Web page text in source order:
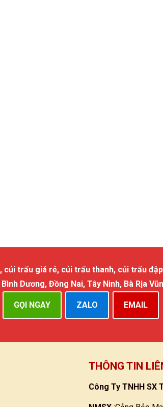
trấu giá rẻ, củi trấu thanh, củi trấu
Dương, Đồng Nai, Tây Ninh, Bà Rịa
GỌI NGAY ZALO EMAIL
THÔNG TIN
Công Ty TNHH SX